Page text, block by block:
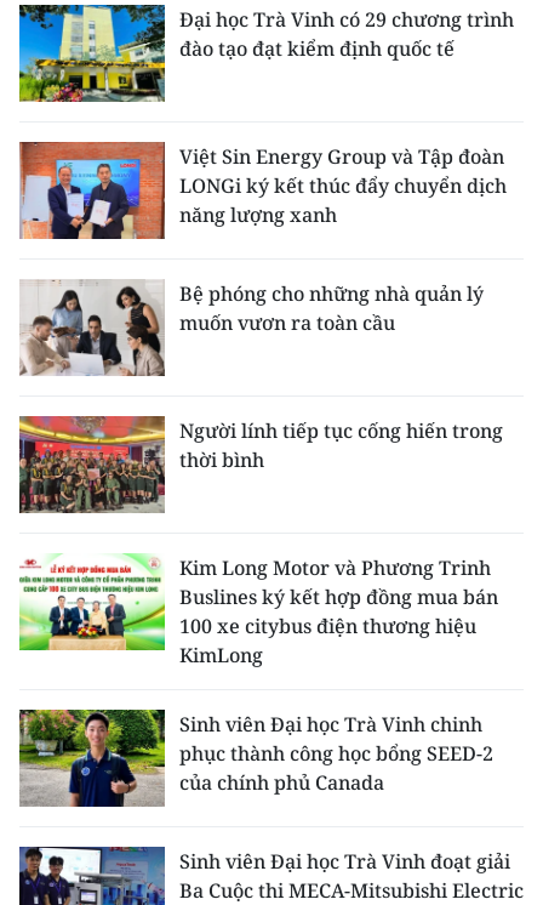
Đại học Trà Vinh có 29 chương trình
đào tạo đạt kiểm định quốc tế
Việt Sin Energy Group và Tập đoàn
LONGi ký kết thúc đẩy chuyển dịch
năng lượng xanh
Bệ phóng cho những nhà quản lý
muốn vươn ra toàn cầu
Người lính tiếp tục cống hiến trong
thời bình
Kim Long Motor và Phương Trinh
Buslines ký kết hợp đồng mua bán
100 xe citybus điện thương hiệu
KimLong
Sinh viên Đại học Trà Vinh chinh
phục thành công học bổng SEED-2
của chính phủ Canada
Sinh viên Đại học Trà Vinh đoạt giải
Ba Cuộc thi MECA-Mitsubishi Electric